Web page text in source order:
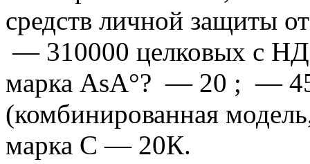
средств личной защиты
— 310000 целковых с
марка AsA°? — 20 ; —
(комбинированная
марка С — 20К.